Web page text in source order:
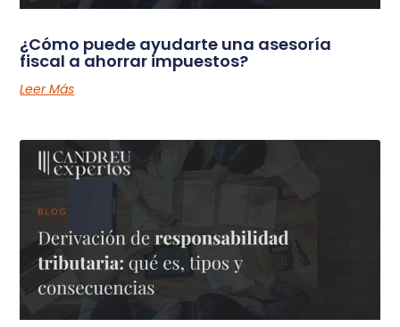
¿Cómo puede ayudarte una asesoría
fiscal a ahorrar impuestos?
Leer Más